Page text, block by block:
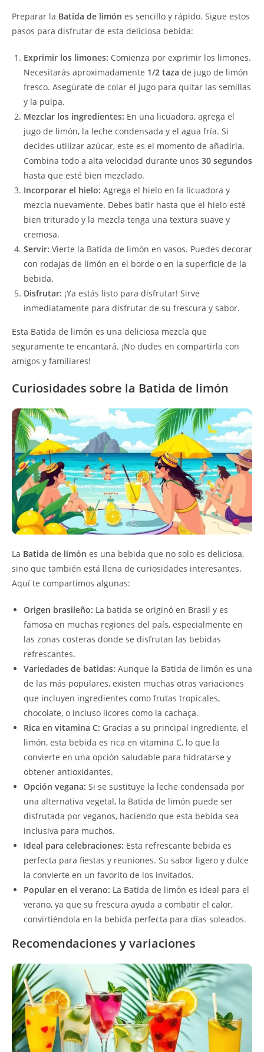
Preparar la Batida de limón es sencillo y rápido. Sigue estos
pasos para disfrutar de esta deliciosa bebida:
Exprimir los limones: Comienza por exprimir los limones.
Necesitarás aproximadamente 1/2 taza de jugo de limón
fresco. Asegúrate de colar el jugo para quitar las semillas
y la pulpa.
Mezclar los ingredientes: En una licuadora, agrega el
jugo de limón, la leche condensada y el agua fría. Si
decides utilizar azúcar, este es el momento de añadirla.
Combina todo a alta velocidad durante unos 30 segundos
hasta que esté bien mezclado.
Incorporar el hielo: Agrega el hielo en la licuadora y
mezcla nuevamente. Debes batir hasta que el hielo esté
bien triturado y la mezcla tenga una textura suave y
cremosa.
Servir: Vierte la Batida de limón en vasos. Puedes decorar
con rodajas de limón en el borde o en la superficie de la
bebida.
Disfrutar: ¡Ya estás listo para disfrutar! Sirve
inmediatamente para disfrutar de su frescura y sabor.
Esta Batida de limón es una deliciosa mezcla que
seguramente te encantará. ¡No dudes en compartirla con
amigos y familiares!
Curiosidades sobre la Batida de limón
La Batida de limón es una bebida que no solo es deliciosa,
sino que también está llena de curiosidades interesantes.
Aquí te compartimos algunas:
Origen brasileño: La batida se originó en Brasil y es
famosa en muchas regiones del país, especialmente en
las zonas costeras donde se disfrutan las bebidas
refrescantes.
Variedades de batidas: Aunque la Batida de limón es una
de las más populares, existen muchas otras variaciones
que incluyen ingredientes como frutas tropicales,
chocolate, o incluso licores como la cachaça.
Rica en vitamina C: Gracias a su principal ingrediente, el
limón, esta bebida es rica en vitamina C, lo que la
convierte en una opción saludable para hidratarse y
obtener antioxidantes.
Opción vegana: Si se sustituye la leche condensada por
una alternativa vegetal, la Batida de limón puede ser
disfrutada por veganos, haciendo que esta bebida sea
inclusiva para muchos.
Ideal para celebraciones: Esta refrescante bebida es
perfecta para fiestas y reuniones. Su sabor ligero y dulce
la convierte en un favorito de los invitados.
Popular en el verano: La Batida de limón es ideal para el
verano, ya que su frescura ayuda a combatir el calor,
convirtiéndola en la bebida perfecta para días soleados.
Recomendaciones y variaciones